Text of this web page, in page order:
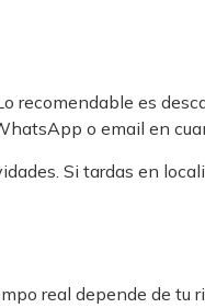
recomendable es
o email en
Si tardas en
real depende de tu